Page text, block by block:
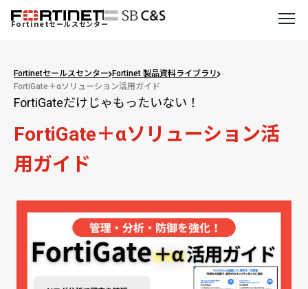
Fortinetセールスセンター
Fortinetセールスセンター Fortinet 製品資料ライブラリ
FortiGate＋αソリューション活用ガイド
FortiGateだけじゃもったいない！
FortiGate＋αソリューション活
用ガイド